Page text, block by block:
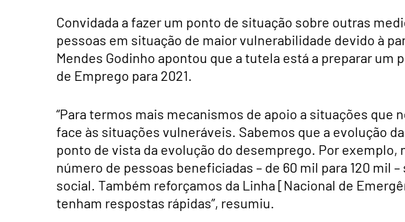
Convidada a fazer um ponto de situação sobre outras
pessoas em situação de maior vulnerabilidade devido à
Mendes Godinho apontou que a tutela está a preparar um
de Emprego para 2021.
“Para termos mais mecanismos de apoio a situações que
face às situações vulneráveis. Sabemos que a evolução
ponto de vista da evolução do desemprego. Por exemplo,
número de pessoas beneficiadas – de 60 mil para 120 mil
social. Também reforçamos da Linha [Nacional de
tenham respostas rápidas”, resumiu.